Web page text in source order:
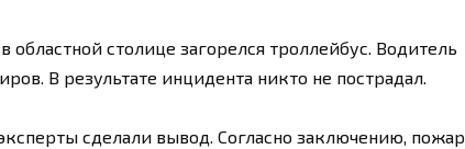
столице загорелся троллейбус. Водитель
В результате инцидента никто не пострадал.
сделали вывод. Согласно заключению, пожар